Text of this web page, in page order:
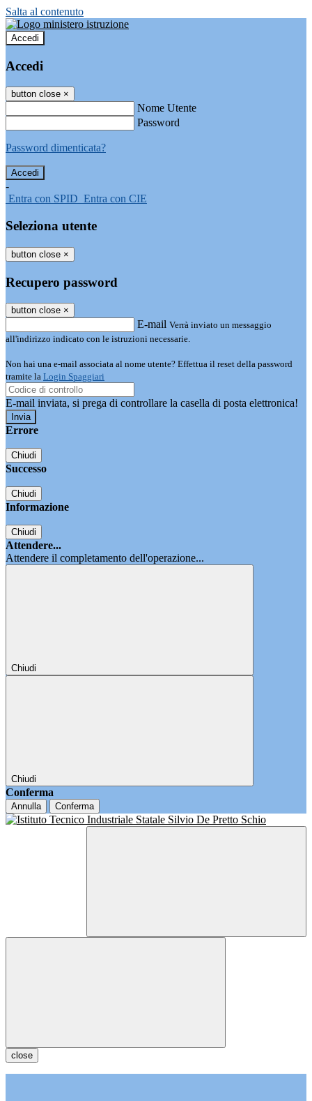
Salta al contenuto
Accedi
Accedi
button close ×
Nome Utente
Password
Password dimenticata?
-
Entra con SPID Entra con CIE
Seleziona utente
button close ×
Recupero password
button close ×
E-mail Verrà inviato un messaggio
all'indirizzo indicato con le istruzioni necessarie.
Non hai una e-mail associata al nome utente? Effettua il reset della password
tramite la Login Spaggiari
E-mail inviata, si prega di controllare la casella di posta elettronica!
Errore
Chiudi
Successo
Chiudi
Informazione
Chiudi
Attendere...
Attendere il completamento dell'operazione...
Chiudi
Chiudi
Conferma
Annulla Conferma
close